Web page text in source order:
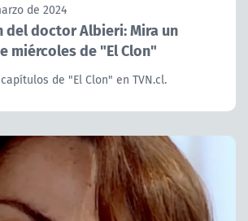
de 2024
del doctor Albieri: Mira un
miércoles de "El Clon"
de "El Clon" en TVN.cl.